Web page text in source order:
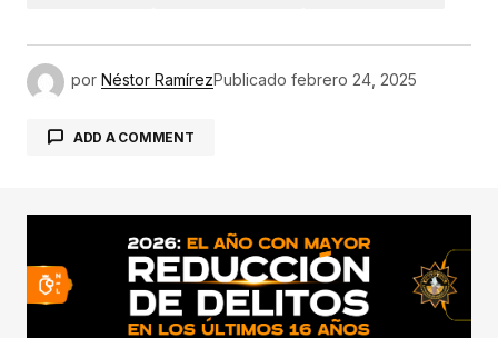
por Néstor RamírezPublicado febrero 24, 2025
ADD A COMMENT
conectado